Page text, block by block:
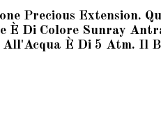
Precious Extension.
Di Colore Sunray
È Di 5 Atm. Il